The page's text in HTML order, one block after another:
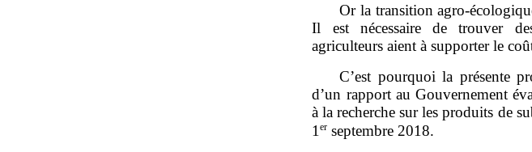
Or la transition
Il est nécessaire de trouver
agriculteurs aient à supporter le
C’est pourquoi la présente
d’un rapport au Gouvernement
à la recherche sur les produits de
1er septembre 2018.